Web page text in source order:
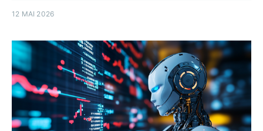
12 MAI 2026